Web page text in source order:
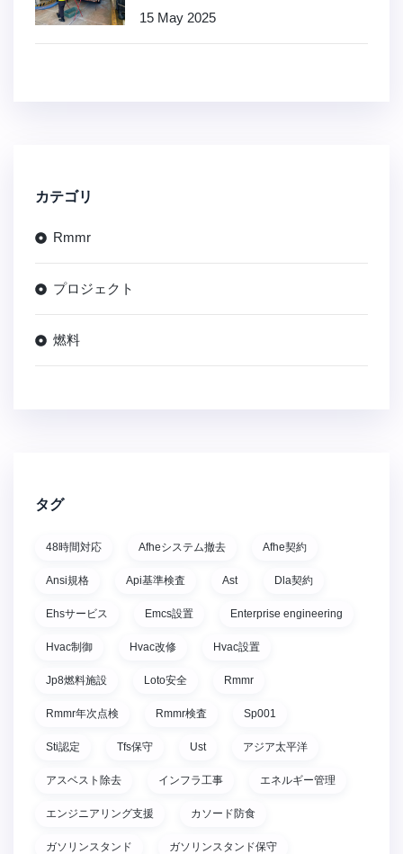
15 May 2025
カテゴリ
Rmmr
プロジェクト
燃料
タグ
48時間対応 Afheシステム撤去 Afhe契約
Ansi規格 Api基準検査 Ast Dla契約
Ehsサービス Emcs設置 Enterprise engineering
Hvac制御 Hvac改修 Hvac設置
Jp8燃料施設 Loto安全 Rmmr
Rmmr年次点検 Rmmr検査 Sp001
Sti認定 Tfs保守 Ust アジア太平洋
アスベスト除去 インフラ工事 エネルギー管理
エンジニアリング支援 カソード防食
ガソリンスタンド ガソリンスタンド保守